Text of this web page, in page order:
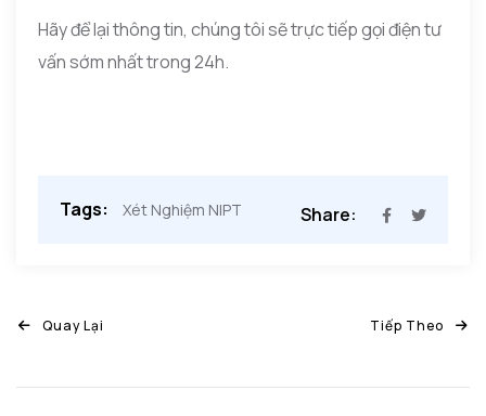
Hãy để lại thông tin, chúng tôi sẽ trực tiếp gọi điện tư
vấn sớm nhất trong 24h.
Tags: Xét Nghiệm NIPT Share:
Quay Lại Tiếp Theo